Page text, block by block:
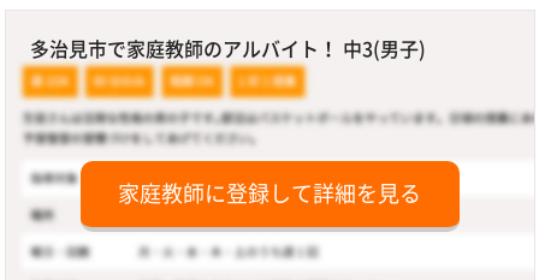
多治見市で家庭教師のアルバイト！ 中3(男子)
家庭教師に登録して詳細を見る